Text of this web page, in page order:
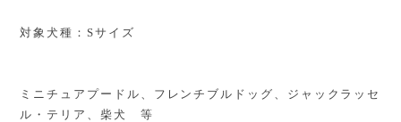
対象犬種：Sサイズ
ミニチュアプードル、フレンチブルドッグ、ジャックラッセ
ル・テリア、柴犬 等